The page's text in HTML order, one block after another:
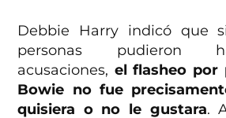
Debbie Harry indicó que
personas pudieron
acusaciones, el flasheo por
Bowie no fue
quisiera o no le gustara.